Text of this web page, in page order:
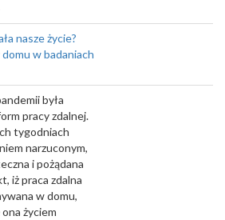
nasze życie?
w badaniach
była
pracy zdalnej.
tygodniach
narzuconym,
i pożądana
iż praca zdalna
w domu,
życiem